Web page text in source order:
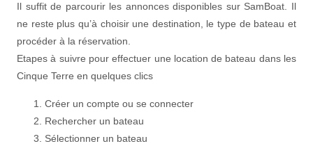
Il suffit de parcourir les annonces disponibles sur SamBoat. Il
ne reste plus qu’à choisir une destination, le type de bateau et
procéder à la réservation.
Etapes à suivre pour effectuer une location de bateau dans les
Cinque Terre en quelques clics
Créer un compte ou se connecter
Rechercher un bateau
Sélectionner un bateau